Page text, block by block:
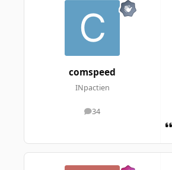
comspeed
INpactien
34
messages